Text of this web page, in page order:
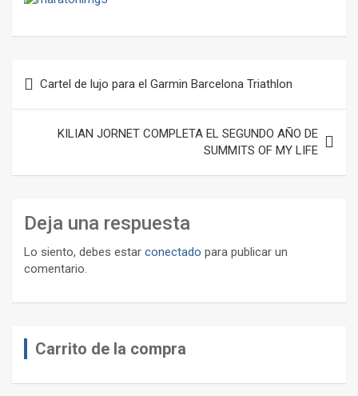
de
entradas
Cartel de lujo para el Garmin Barcelona Triathlon
KILIAN JORNET COMPLETA EL SEGUNDO AÑO DE
SUMMITS OF MY LIFE
Deja una respuesta
Lo siento, debes estar conectado para publicar un
comentario.
Carrito de la compra